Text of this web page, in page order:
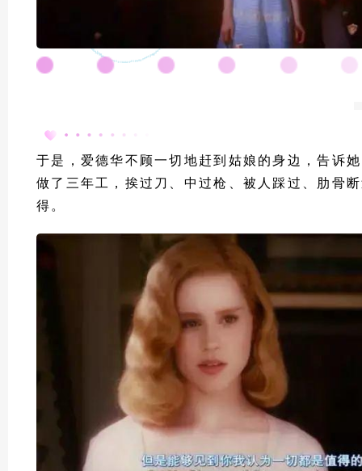
于是，爱德华不顾一切地赶到姑娘的身边，告诉
做了三年工，挨过刀、中过枪、被人踩过、肋骨
得。